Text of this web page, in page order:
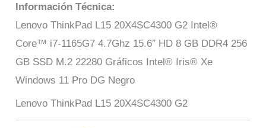
Información Técnica:
Lenovo ThinkPad L15 20X4SC4300 G2 Intel®
Core™ i7-1165G7 4.7Ghz 15.6″ HD 8 GB DDR4 256
GB SSD M.2 22280 Gráficos Intel® Iris® Xe
Windows 11 Pro DG Negro
Lenovo ThinkPad L15 20X4SC4300 G2